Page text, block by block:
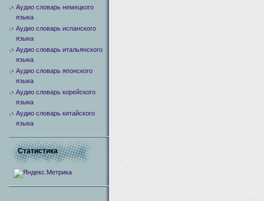
Аудио словарь немецкого
языка
Аудио словарь испанского
языка
Аудио словарь итальянского
языка
Аудио словарь японского
языка
Аудио словарь корейского
языка
Аудио словарь китайского
языка
Статистика